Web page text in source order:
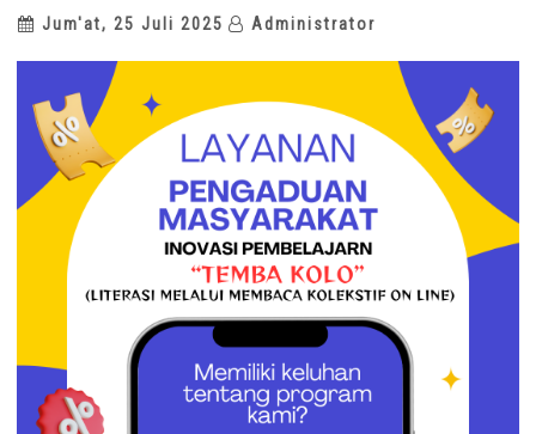
Jum'at, 25 Juli 2025 Administrator